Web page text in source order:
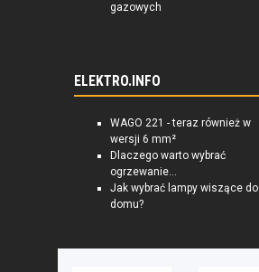
gazowych
ELEKTRO.INFO
WAGO 221 - teraz również w
wersji 6 mm²
Dlaczego warto wybrać
ogrzewanie...
Jak wybrać lampy wiszące do
domu?